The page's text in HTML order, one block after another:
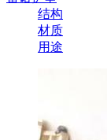
结构
材质
用途